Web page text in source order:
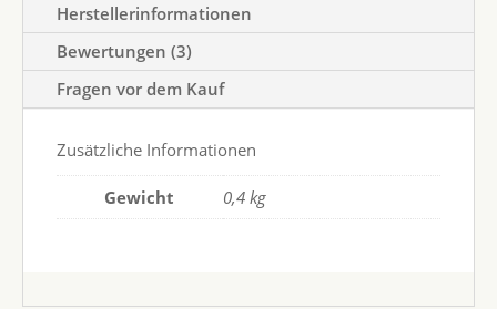
Herstellerinformationen
Bewertungen (3)
Fragen vor dem Kauf
Zusätzliche Informationen
Gewicht 0,4 kg